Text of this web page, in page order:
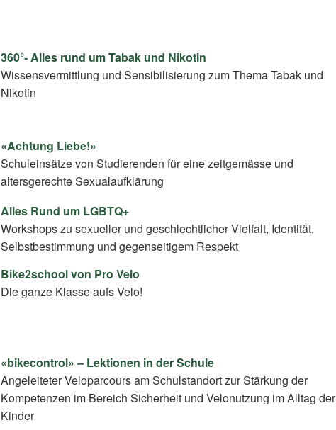
360°- Alles rund um Tabak und Nikotin
Wissensvermittlung und Sensibilisierung zum Thema Tabak und
Nikotin
«Achtung Liebe!»
Schuleinsätze von Studierenden für eine zeitgemässe und
altersgerechte Sexualaufklärung
Alles Rund um LGBTQ+
Workshops zu sexueller und geschlechtlicher Vielfalt, Identität,
Selbstbestimmung und gegenseitigem Respekt
Bike2school von Pro Velo
Die ganze Klasse aufs Velo!
«bikecontrol» – Lektionen in der Schule
Angeleiteter Veloparcours am Schulstandort zur Stärkung der
Kompetenzen im Bereich Sicherheit und Velonutzung im Alltag der
Kinder